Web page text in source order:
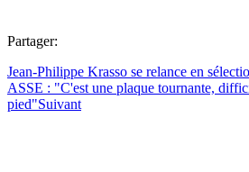
Partager:
Jean-Philippe Krasso se relance en
ASSE : "C'est une plaque tournante,
pied"Suivant